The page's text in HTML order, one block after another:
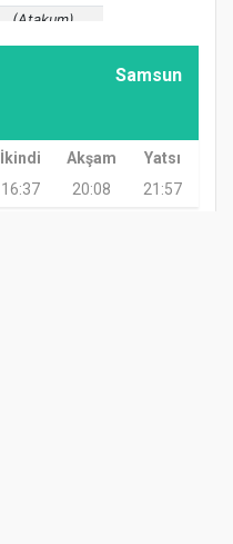
Samsun
İkindi Akşam
Yatsı
16:37 20:08 21:57